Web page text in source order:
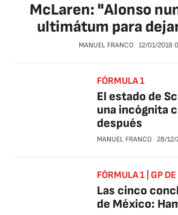
McLaren: "Alonso
ultimátum para
MANUEL FRANCO 12/01/2018
FÓRMULA 1
El estado de
una incógnita
después
MANUEL FRANCO 28/12/
FÓRMULA 1 | GP
Las cinco
de México: